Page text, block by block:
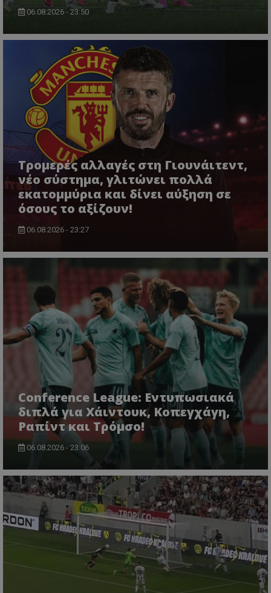
06.08.2026 - 23:50
Τρομερές αλλαγές στη Γιουνάιτεντ,
νέο σύστημα, γλιτώνει πολλά
εκατομμύρια και δίνει αύξηση σε
όσους το αξίζουν!
06.08.2026 - 23:27
Conference League: Εντυπωσιακά
διπλά για Χάιντουκ, Κοπεγχάγη,
Ραπίντ και Τρόμσο!
06.08.2026 - 23:06